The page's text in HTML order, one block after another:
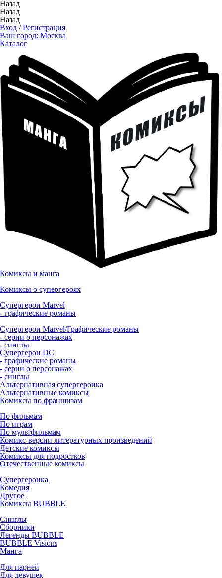
Назад
Назад
Назад
Вход /Регистрация
Ваш город: Москва
Каталог
Комиксы и манга
Комиксы о супергероях
Супергерои Marvel
- графические романы
Супергерои Marvel/Графические романы
- серии о персонажах
- синглы
Супергерои DC
- графические романы
- серии о персонажах
- синглы
Альтернативная супергероика
Альтернативные комиксы
Комиксы по франшизам
По фильмам
По играм
По мультфильмам
Комикс-версии литературных произведений
Детские комиксы
Комиксы для подростков
Отечественные комиксы
Супергероика
Комедия
Другое
Комиксы BUBBLE
Синглы
Сборники
Легенды BUBBLE
BUBBLE Visions
Манга
Для парней
Для девушек